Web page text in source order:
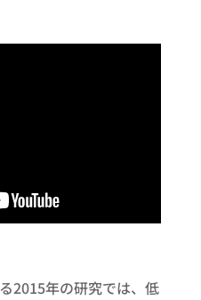
2015年の研究では、低